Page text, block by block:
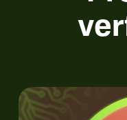
Play
Video